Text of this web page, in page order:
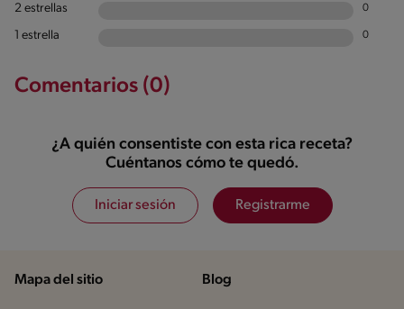
2 estrellas 0
1 estrella 0
Comentarios (0)
¿A quién consentiste con esta rica receta?
Cuéntanos cómo te quedó.
Iniciar sesión Registrarme
Mapa del sitio Blog